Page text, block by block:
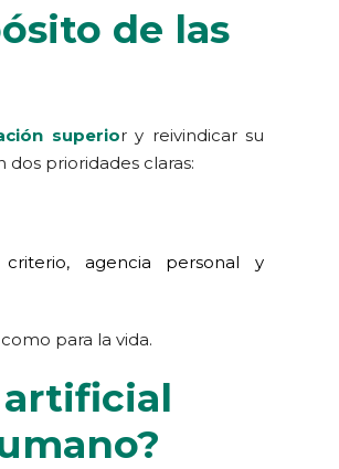
de las
superior y reivindicar su
prioridades claras:
agencia personal y
para la vida.
artificial